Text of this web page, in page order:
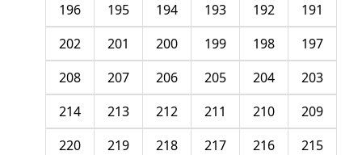
191
192
193
194
195
196
197
198
199
200
201
202
203
204
205
206
207
208
209
210
211
212
213
214
215
216
217
218
219
220